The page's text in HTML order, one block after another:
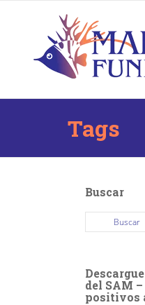
Tags
Buscar
del SAM
positivos